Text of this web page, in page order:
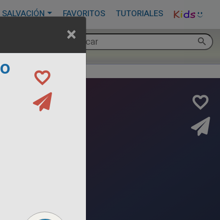
FAVORITOS TUTORIALES
×